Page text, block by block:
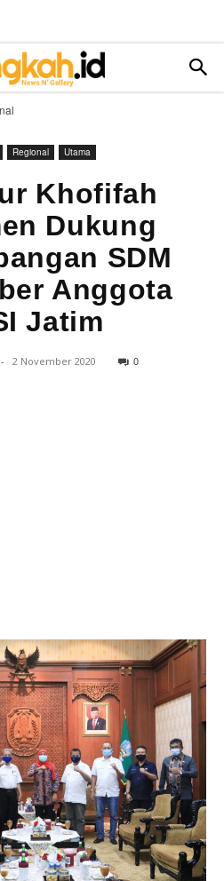
Regional Utama
Khofifah
Dukung
SDM
Anggota
Jatim
- 2 November 2020 0